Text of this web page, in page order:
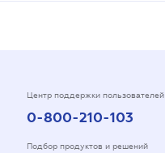
Центр поддержки пользователей
0-800-210-103
Подбор продуктов и решений